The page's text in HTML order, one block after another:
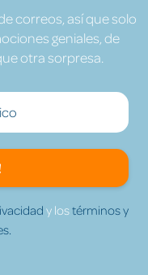
correos, así que solo
geniales, de
otra sorpresa.
y lostérminos y